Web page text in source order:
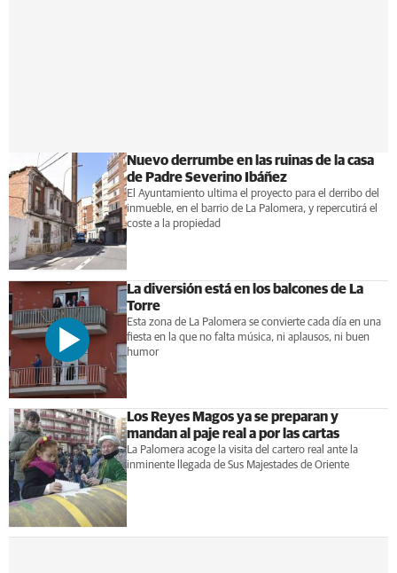
Nuevo derrumbe en las ruinas de la casa
de Padre Severino Ibáñez
El Ayuntamiento ultima el proyecto para el derribo del
inmueble, en el barrio de La Palomera, y repercutirá el
coste a la propiedad
La diversión está en los balcones de La
Torre
Esta zona de La Palomera se convierte cada día en una
fiesta en la que no falta música, ni aplausos, ni buen
humor
Los Reyes Magos ya se preparan y
mandan al paje real a por las cartas
La Palomera acoge la visita del cartero real ante la
inminente llegada de Sus Majestades de Oriente